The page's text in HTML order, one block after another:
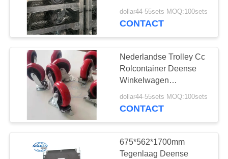
transport trolley wagen
dollar44-55sets MOQ:100sets
CONTACT
Nederlandse Trolley Cc
Rolcontainer Deense
Winkelwagen
Bloemenverzendrek
dollar44-55sets MOQ:100sets
CONTACT
675*562*1700mm
Tegenlaag Deense